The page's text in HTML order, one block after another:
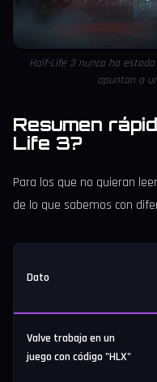
Half-Life 3 nunca ha
apuntan a
Resumen
Life 3?
Para los que no quieran
de lo que sabemos con
Dato
Valve trabaja en un
juego con código "HLX"